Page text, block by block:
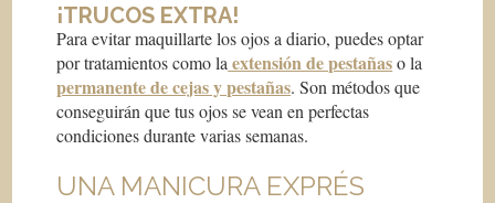
¡TRUCOS EXTRA!
Para evitar maquillarte los ojos a diario, puedes optar
por tratamientos como la extensión de pestañaso la
permanente de cejas y pestañas. Son métodos que
conseguirán que tus ojos se vean en perfectas
condiciones durante varias semanas.
UNA MANICURA EXPRÉS